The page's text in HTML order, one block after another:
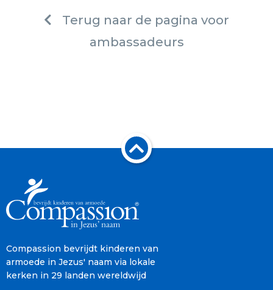
Terug naar de pagina voor
ambassadeurs
Compassion bevrijdt kinderen van
armoede in Jezus' naam via lokale
kerken in 29 landen wereldwijd